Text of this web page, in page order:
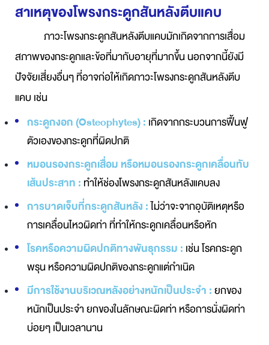
สาเหตุของโพรงกระดูกสันหลังตีบแคบ
ภาวะโพรงกระดูกสันหลังตีบแคบมักเกิดจากการเสื่อม
สภาพของกระดูกและข้อที่มากับอายุที่มากขึ้น นอกจากนี้ยังมี
ปัจจัยเสี่ยงอื่นๆ ที่อาจก่อให้เกิดภาวะโพรงกระดูกสันหลังตีบ
แคบ เช่น
กระดูกงอก (Osteophytes) : เกิดจากกระบวนการฟื้นฟู
ตัวเองของกระดูกที่ผิดปกติ
หมอนรองกระดูกเสื่อม หรือหมอนรองกระดูกเคลื่อนทับ
เส้นประสาท : ทำให้ช่องโพรงกระดูกสันหลังแคบลง
การบาดเจ็บที่กระดูกสันหลัง :ไม่ว่าจะจากอุบัติเหตุหรือ
การเคลื่อนไหวผิดท่า ที่ทำให้กระดูกเคลื่อนหรือหัก
โรคหรือความผิดปกติทางพันธุกรรม : เช่น โรคกระดูก
พรุน หรือความผิดปกติของกระดูกแต่กำเนิด
มีการใช้งานบริเวณหลังอย่างหนักเป็นประจำ :ยกของ
หนักเป็นประจำ ยกของในลักษณะผิดท่า หรือการนั่งผิดท่า
บ่อยๆ เป็นเวลานาน